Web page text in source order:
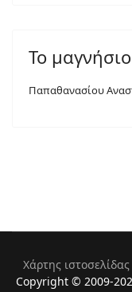
Το
Παπαθανασίου
Χάρτης ιστοσελίδας
Copyright © 2009-